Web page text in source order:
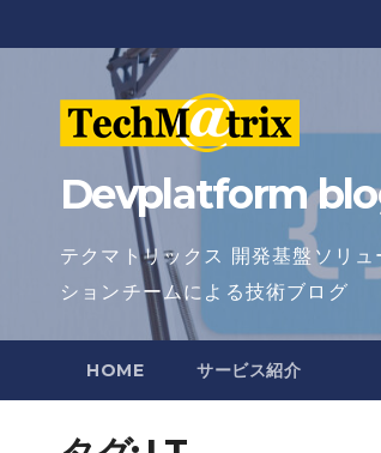
to
Devplatform
テクマトリックス 開発基盤ソリュ
ションチームによる技術ブログ
HOME サービス紹介